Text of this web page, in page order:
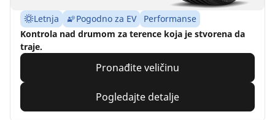
Letnja Pogodno za EV
Performanse
Kontrola nad drumom za terence koja je stvorena da
traje.
Pronađite veličinu
Pogledajte detalje